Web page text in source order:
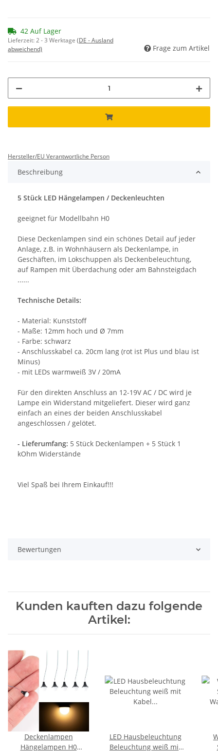
42 Auf Lager
Lieferzeit:2 - 3 Werktage (DE - Ausland
abweichend)
Frage zum Artikel
Hersteller/EU Verantwortliche Person
Beschreibung
5 Stück LED Hängelampen / Deckenleuchten
geeignet für Modellbahn H0
Diese Deckenlampen sind ein schönes Detail auf jeder
Anlage, z.B. in Wohnhäusern als Deckenlampe, in
Geschäften, im Lokschuppen als Deckenbeleuchtung,
auf Rampen mit Überdachung oder am Bahnsteigdach
......
Technische Details:
- Material: Kunststoff
- Maße: 12mm hoch und Ø 7mm
- Farbe: schwarz
- Anschlusskabel ca. 20cm lang (rot ist Plus und blau ist
Minus)
- mit LEDs warmweiß 3V / 20mA
Für den direkten Anschluss an 12-19V AC / DC wird je
Lampe ein Widerstand mitgeliefert. Dieser wird ganz
einfach an eines der beiden Anschlusskabel
angeschlossen / gelötet.
- Lieferumfang: 5 Stück Deckenlampen + 5 Stück 1
kOhm Widerstände
Viel Spaß bei Ihrem Einkauf!!!
Bewertungen
Kunden kauften dazu folgende
Artikel:
Deckenlampen
Hängelampen H0
LED Hausbeleuchtung
Beleuchtung weiß mit